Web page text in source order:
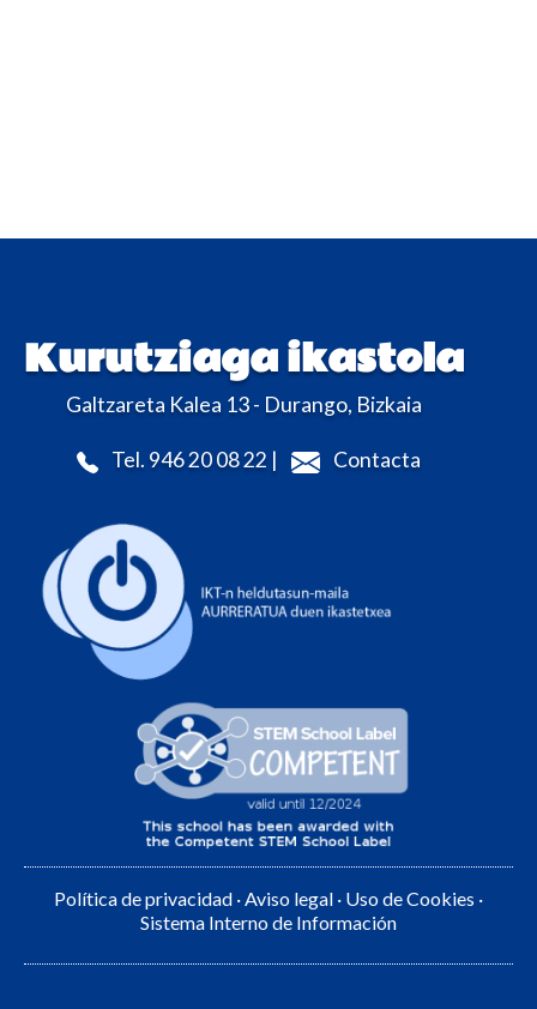
Kurutziaga ikastola
Galtzareta Kalea 13 - Durango, Bizkaia
Tel. 946 20 08 22 | Contacta
Política de privacidad ·Aviso legal · Uso de Cookies ·
Sistema Interno de Información